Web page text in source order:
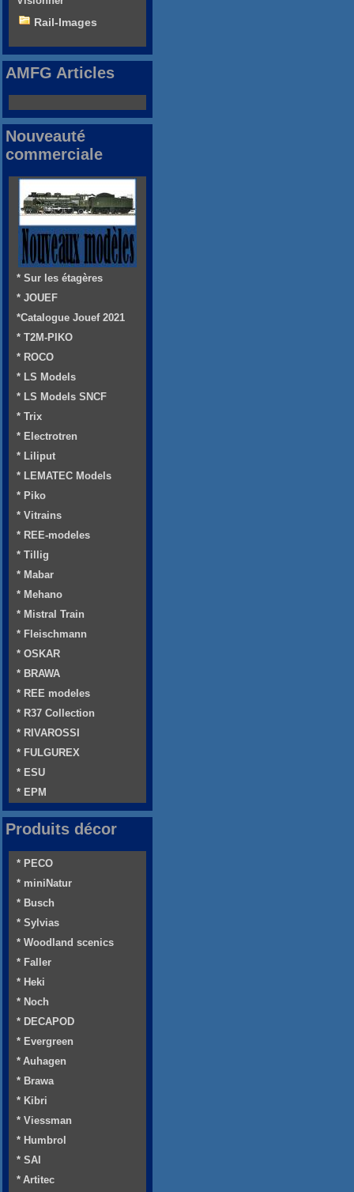
Rail-Images
AMFG Articles
Nouveauté
commerciale
* Sur les étagères
* JOUEF
*Catalogue Jouef 2021
* T2M-PIKO
* ROCO
* LS Models
* LS Models SNCF
* Trix
* Electrotren
* Liliput
* LEMATEC Models
* Piko
* Vitrains
* REE-modeles
* Tillig
* Mabar
* Mehano
* Mistral Train
* Fleischmann
* OSKAR
* BRAWA
* REE modeles
* R37 Collection
* RIVAROSSI
* FULGUREX
* ESU
* EPM
Produits décor
* PECO
* miniNatur
* Busch
* Sylvias
* Woodland scenics
* Faller
* Heki
* Noch
* DECAPOD
* Evergreen
* Auhagen
* Brawa
* Kibri
* Viessman
* Humbrol
* SAI
* Artitec